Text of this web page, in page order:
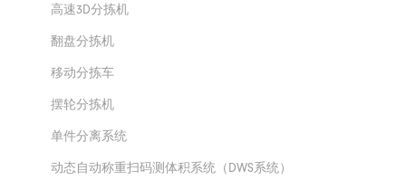
高速3D分拣机
翻盘分拣机
移动分拣车
摆轮分拣机
单件分离系统
动态自动称重扫码测体积系统（DWS系统）